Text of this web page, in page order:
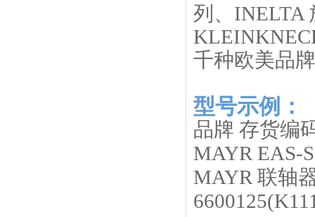
列、INELTA
千种欧美品
型号示例：
品牌 存货编
MAYR EAS-
MAYR 联轴